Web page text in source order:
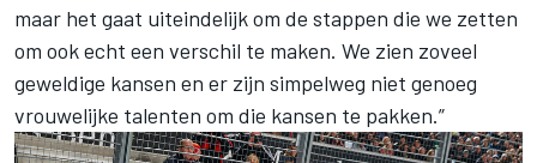
maar het gaat uiteindelijk om de stappen die we zetten
om ook echt een verschil te maken. We zien zoveel
geweldige kansen en er zijn simpelweg niet genoeg
vrouwelijke talenten om die kansen te pakken.”